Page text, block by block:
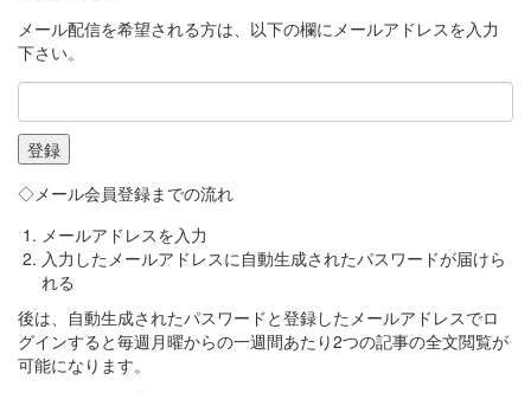
メール配信を希望される方は、以下の欄にメールアドレスを入力
下さい。
◇メール会員登録までの流れ
メールアドレスを入力
入力したメールアドレスに自動生成されたパスワードが届けら
れる
後は、自動生成されたパスワードと登録したメールアドレスでロ
グインすると毎週月曜からの一週間あたり2つの記事の全文閲覧が
可能になります。